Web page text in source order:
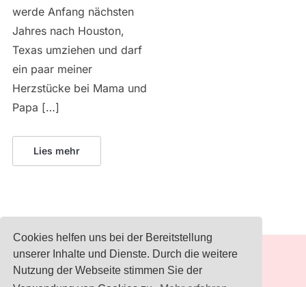
Cookies helfen uns bei der Bereitstellung
unserer Inhalte und Dienste. Durch die weitere
Nutzung der Webseite stimmen Sie der
werde Anfang nächsten
Jahres nach Houston,
Texas umziehen und darf
ein paar meiner
Herzstücke bei Mama und
Papa […]
Lies mehr
IMPRESSUM